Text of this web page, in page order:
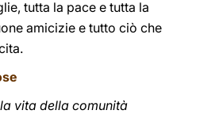
tutta la pace e tutta la
amicizie e tutto ciò che
vita della comunità